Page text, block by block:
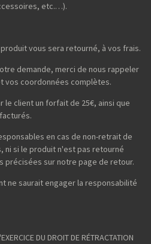
etc.…).
vous sera retourné, à vos frais.
demande, merci de nous rappeler
vos coordonnées complètes.
le client un forfait de 25€, ainsi que
en cas de non-retrait de
ni si le produit n'est pas retourné
précisées sur notre page de retour.
ne saurait engager la responsabilité
DU DROIT DE RÉTRACTATION